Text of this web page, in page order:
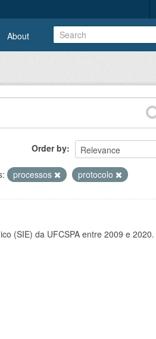
About
Order by
processos protocolo
(SIE) da UFCSPA entre 2009 e 2020.